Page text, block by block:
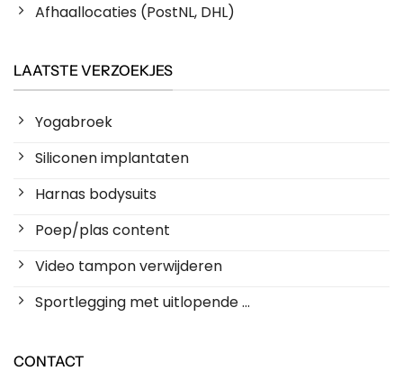
Afhaallocaties (PostNL, DHL)
LAATSTE VERZOEKJES
Yogabroek
Siliconen implantaten
Harnas bodysuits
Poep/plas content
Video tampon verwijderen
Sportlegging met uitlopende ...
CONTACT